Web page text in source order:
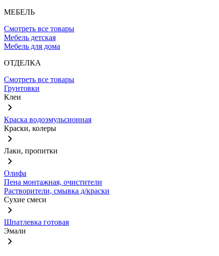
МЕБЕЛЬ
Смотреть все товары
Мебель детская
Мебель для дома
ОТДЕЛКА
Смотреть все товары
Грунтовки
Клеи
Краска водоэмульсионная
Краски, колеры
Лаки, пропитки
Олифа
Пена монтажная, очистители
Растворители, смывка д/краски
Сухие смеси
Шпатлевка готовая
Эмали